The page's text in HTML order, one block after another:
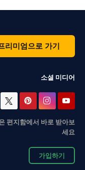
리미엄으로 가기
소셜 미디어
편지함에서 바로 받아보
세요
가입하기